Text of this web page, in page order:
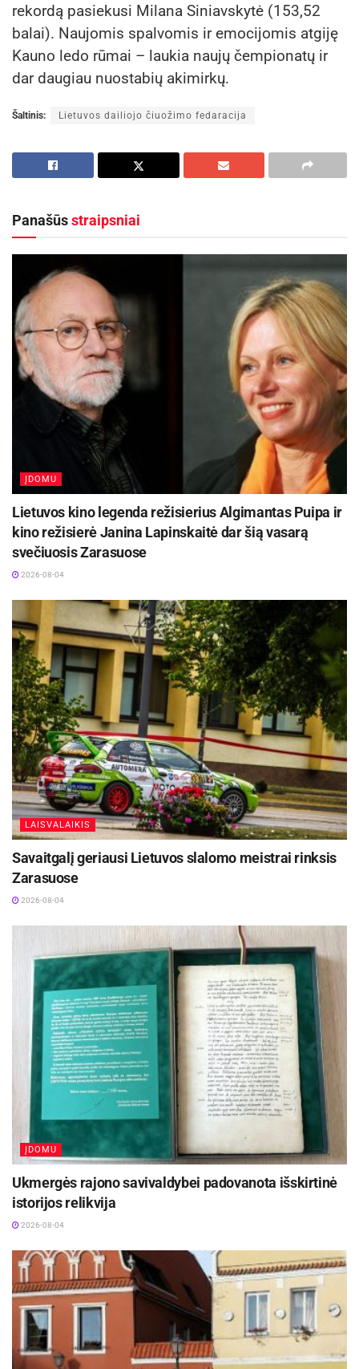
rekordą pasiekusi Milana Siniavskytė (153,52
balai). Naujomis spalvomis ir emocijomis atgiję
Kauno ledo rūmai – laukia naujų čempionatų ir
dar daugiau nuostabių akimirkų.
Šaltinis: Lietuvos dailiojo čiuožimo fedaracija
Panašūsstraipsniai
ĮDOMU
Lietuvos kino legenda režisierius Algimantas Puipa ir
kino režisierė Janina Lapinskaitė dar šią vasarą
svečiuosis Zarasuose
2026-08-04
LAISVALAIKIS
Savaitgalį geriausi Lietuvos slalomo meistrai rinksis
Zarasuose
2026-08-04
ĮDOMU
Ukmergės rajono savivaldybei padovanota išskirtinė
istorijos relikvija
2026-08-04